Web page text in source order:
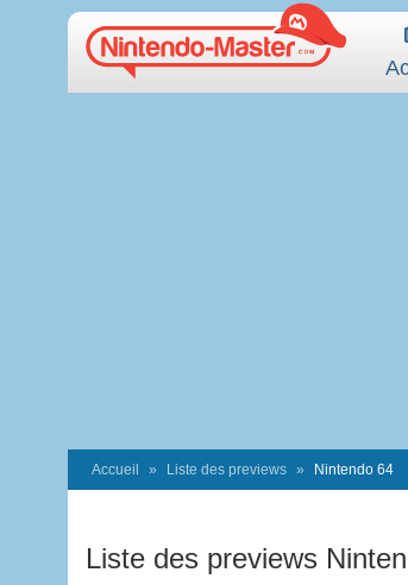
Accueil Liste des previews Nintendo 64
Liste des previews